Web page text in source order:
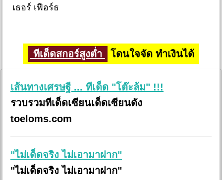
เธอร์ เฟือร์ธ
ทีเด็ดสกอร์สูงต่ำ โดนใจจัด ทำเงินได้
เส้นทางเศรษฐี ... ทีเด็ด "โต๊ะล้ม" !!!
รวบรวมทีเด็ดเซียนเด็ดเซียนดัง
toeloms.com
"ไม่เด็ดจริง ไม่เอามาฝาก"
"ไม่เด็ดจริง ไม่เอามาฝาก"